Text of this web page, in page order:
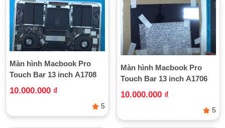
vấn đề.
Màn hình Macbook Pro
Touch Bar 13 inch A1708
10.000.000 ₫
5
Màn hình Macbook Pro
Touch Bar 13 inch A1706
10.000.000 ₫
5